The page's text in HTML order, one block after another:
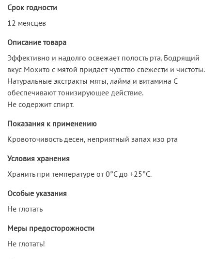
Срок годности
12 меясцев
Описание товара
Эффективно и надолго освежает полость рта. Бодрящий
вкус Мохито с мятой придает чувство свежести и чистоты.
Натуральные экстракты мяты, лайма и витамина С
обеспечивают тонизирующее действие.
Не содержит спирт.
Показания к применению
Кровоточивость десен, неприятный запах изо рта
Условия хранения
Хранить при температуре от 0°С до +25°C.
Особые указания
Не глотать
Меры предосторожности
Не глотать!